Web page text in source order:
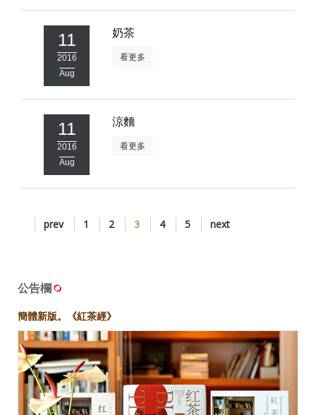
11
2016
Aug
奶茶
看更多
11
2016
Aug
涼麵
看更多
prev 1 2 3 4 5 next
公告欄
簡體新版。《紅茶經》